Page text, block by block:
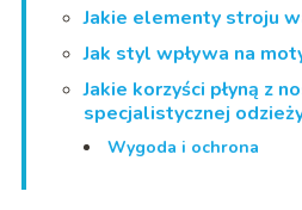
Jakie elementy stroju
Jak styl wpływa na
Jakie korzyści płyną z
specjalistycznej
Wygoda i ochrona